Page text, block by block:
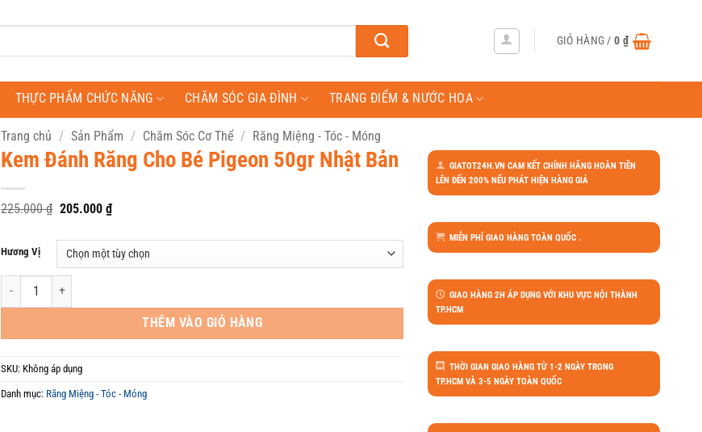
GIỎ HÀNG /0 ₫
THỰC PHẨM CHỨC NĂNG CHĂM SÓC GIA ĐÌNH TRANG ĐIỂM & NƯỚC HOA
Trang chủ / Sản Phẩm / Chăm Sóc Cơ Thể / Răng Miệng - Tóc - Móng
Kem Đánh Răng Cho Bé Pigeon 50gr Nhật Bản
225.000₫ Giá
225.000 ₫.
205.000₫Giá
hiện
là:
205.000 ₫.
Hương Vị
Kem Đánh Răng Cho Bé Pigeon 50gr Nhật Bản số lượng
THÊM VÀO GIỎ HÀNG
SKU: Không áp dụng
Danh mục: Răng Miệng - Tóc - Móng
GIATOT24H.VN CAM KẾT CHÍNH HÃNG HOÀN TIỀN
LÊN ĐẾN 200% NẾU PHÁT HIỆN HÀNG GIẢ
MIỄN PHÍ GIAO HÀNG TOÀN QUỐC .
GIAO HÀNG 2H ÁP DỤNG VỚI KHU VỰC NỘI THÀNH
TP.HCM
THỜI GIAN GIAO HÀNG TỪ 1-2 NGÀY TRONG
TP.HCM VÀ 3-5 NGÀY TOÀN QUỐC